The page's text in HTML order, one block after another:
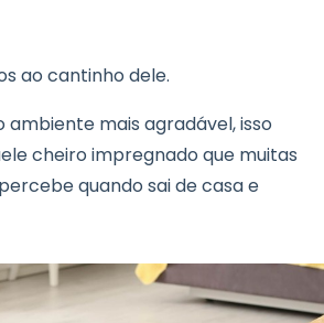
ao cantinho dele.
mais agradável, isso
cheiro impregnado que muitas
quando sai de casa e